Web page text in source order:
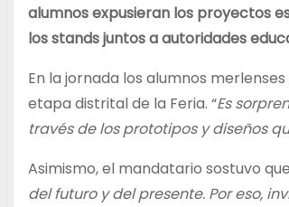
alumnos expusieran los proyectos
los stands juntos a autoridades
En la jornada los alumnos
etapa distrital de la Feria. “Es
través de los prototipos y diseños
Asimismo, el mandatario sostuvo
del futuro y del presente. Por eso,